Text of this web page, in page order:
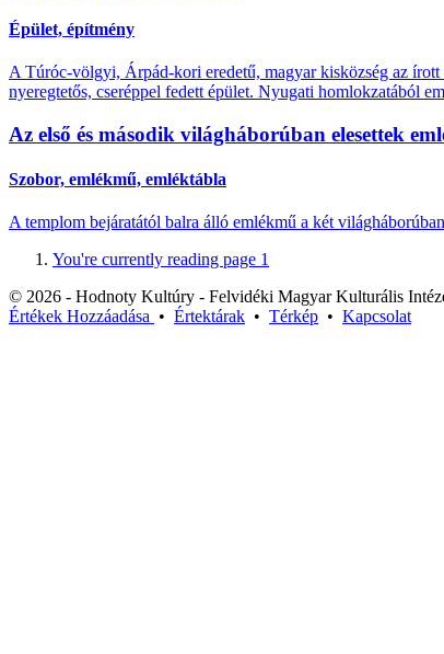
Épület, építmény
A Túróc-völgyi, Árpád-kori eredetű, magyar kisközség az
nyeregtetős, cseréppel fedett épület. Nyugati homlokzatából
Az első és második világháborúban elesettek
Szobor, emlékmű, emléktábla
A templom bejáratától balra álló emlékmű a két
You're currently reading page 1
© 2026 - Hodnoty Kultúry - Felvidéki Magyar Kulturális
Értékek Hozzáadása • Értektárak • Térkép • Kapcsolat